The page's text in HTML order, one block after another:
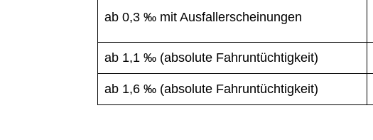
ab 0,3 ‰ mit Ausfallerscheinungen
ab 1,1 ‰ (absolute Fahruntüchtigkeit)
ab 1,6 ‰ (absolute Fahruntüchtigkeit)